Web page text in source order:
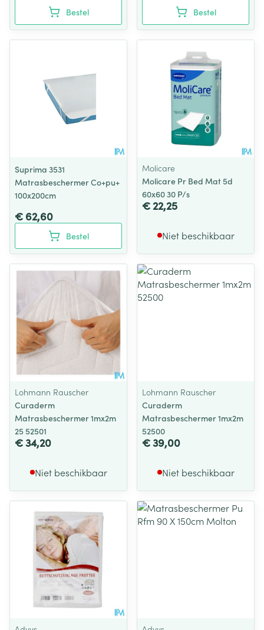
Bestel Bestel
Suprima 3531
Matrasbeschermer Co+pu+
100x200cm
€ 62,60
Bestel
Molicare
Molicare Pr Bed Mat 5d
60x60 30 P/s
€ 22,25
Niet beschikbaar
Lohmann Rauscher
Curaderm
Matrasbeschermer 1mx2m
25 52501
€ 34,20
Niet beschikbaar
Lohmann Rauscher
Curaderm
Matrasbeschermer 1mx2m
52500
€ 39,00
Niet beschikbaar